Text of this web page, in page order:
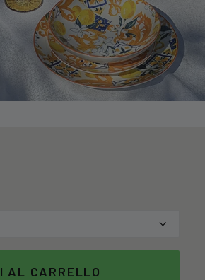
AL CARRELLO